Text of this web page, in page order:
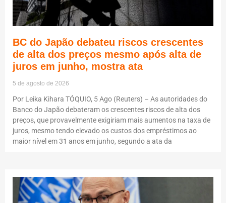
BC do Japão debateu riscos crescentes
de alta dos preços mesmo após alta de
juros em junho, mostra ata
5 de agosto de 2026
Por Leika Kihara TÓQUIO, 5 Ago (Reuters) – As autoridades do
Banco do Japão debateram os crescentes riscos de alta dos
preços, que provavelmente exigiriam mais aumentos na taxa de
juros, mesmo tendo elevado os custos dos empréstimos ao
maior nível em 31 anos em junho, segundo a ata da